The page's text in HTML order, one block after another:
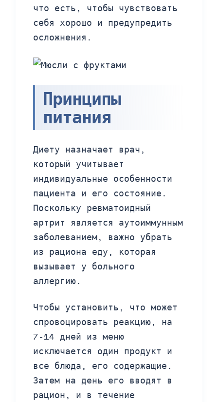
что есть, чтобы чувствовать
себя хорошо и предупредить
осложнения.
Принципы
питания
Диету назначает врач,
который учитывает
индивидуальные особенности
пациента и его состояние.
Поскольку ревматоидный
артрит является аутоиммунным
заболеванием, важно убрать
из рациона еду, которая
вызывает у больного
аллергию.
Чтобы установить, что может
спровоцировать реакцию, на
7-14 дней из меню
исключается один продукт и
все блюда, его содержащие.
Затем на день его вводят в
рацион, и в течение